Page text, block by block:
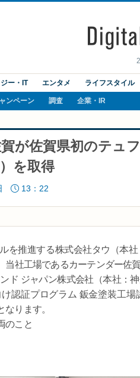
ー・IT エンタメ ライフスタイル
ンペーン 調査 企業・IR
が佐賀県初のテュ
を取得
13：22
推進する株式会社タウ（本
社工場であるカーテンダー佐
ド ジャパン株式会社（本社：
認証プログラム 鈑金塗装工場
ります。
のこと